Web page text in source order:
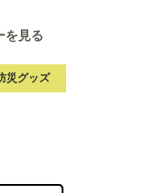
を見る
災グッズ